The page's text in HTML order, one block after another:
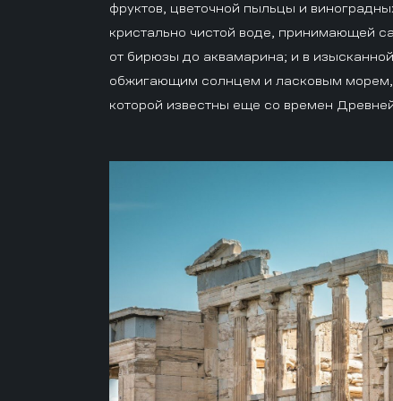
фруктов, цветочной пыльцы и
кристально чистой воде, принимающей
от бирюзы до аквамарина; и в
обжигающим солнцем и ласковым морем,
которой известны еще со времен